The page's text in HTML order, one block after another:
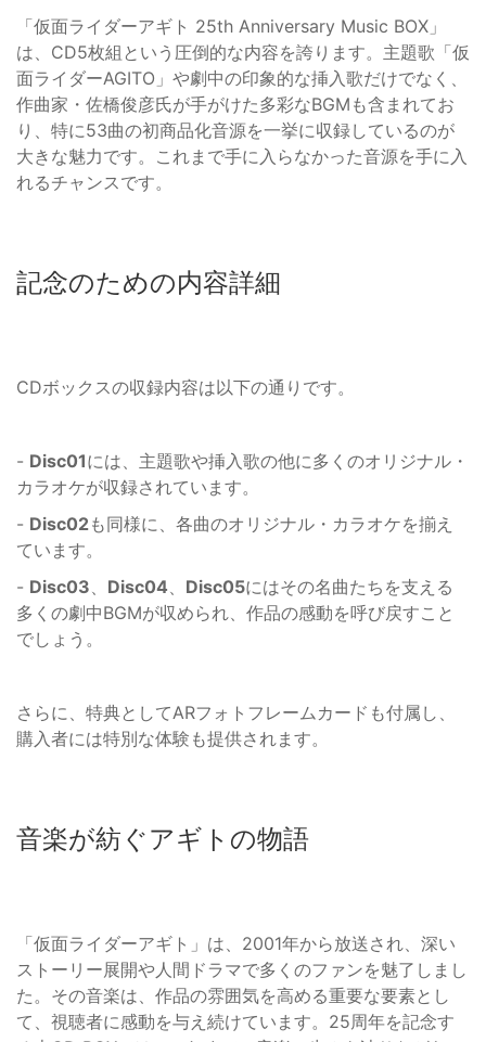
「仮面ライダーアギト 25th Anniversary Music BOX」
は、CD5枚組という圧倒的な内容を誇ります。主題歌「仮
面ライダーAGITO」や劇中の印象的な挿入歌だけでなく、
作曲家・佐橋俊彦氏が手がけた多彩なBGMも含まれてお
り、特に53曲の初商品化音源を一挙に収録しているのが
大きな魅力です。これまで手に入らなかった音源を手に入
れるチャンスです。
記念のための内容詳細
CDボックスの収録内容は以下の通りです。
- Disc01には、主題歌や挿入歌の他に多くのオリジナル・
カラオケが収録されています。
- Disc02も同様に、各曲のオリジナル・カラオケを揃え
ています。
- Disc03、 Disc04、 Disc05にはその名曲たちを支える
多くの劇中BGMが収められ、作品の感動を呼び戻すこと
でしょう。
さらに、特典としてARフォトフレームカードも付属し、
購入者には特別な体験も提供されます。
音楽が紡ぐアギトの物語
「仮面ライダーアギト」は、2001年から放送され、深い
ストーリー展開や人間ドラマで多くのファンを魅了しまし
た。その音楽は、作品の雰囲気を高める重要な要素とし
て、視聴者に感動を与え続けています。25周年を記念す